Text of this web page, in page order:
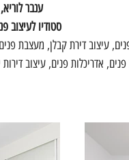
ענבר
סטודיו לעיצוב
עיצוב דירת קבלן, מעצבת
אדריכלות פנים, עיצוב